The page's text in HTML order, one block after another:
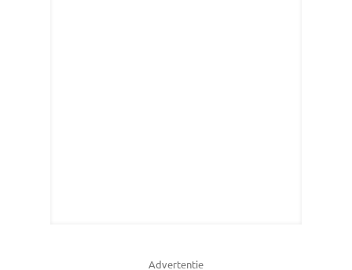
Advertentie